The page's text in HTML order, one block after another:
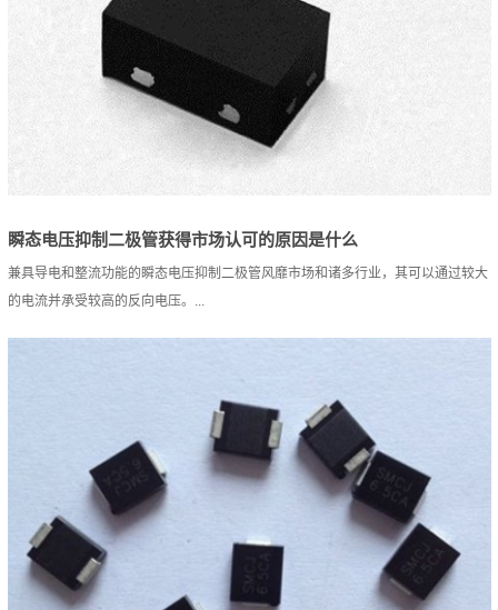
瞬态电压抑制二极管获得市场认可的原因是什么
兼具导电和整流功能的瞬态电压抑制二极管风靡市场和诸多行业，其可以通过较大
的电流并承受较高的反向电压。...